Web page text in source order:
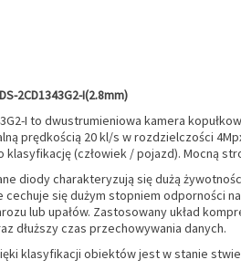
2CD1343G2-I(2.8mm)
I to dwustrumieniowa kamera
prędkością 20 kl/s w rozdzielczości
klasyfikację (człowiek / pojazd). Mocną
diody charakteryzują się dużą
cechuje się dużym stopniem odporności
lub upałów. Zastosowany układ
dłuższy czas przechowywania danych.
klasyfikacji obiektów jest w stanie